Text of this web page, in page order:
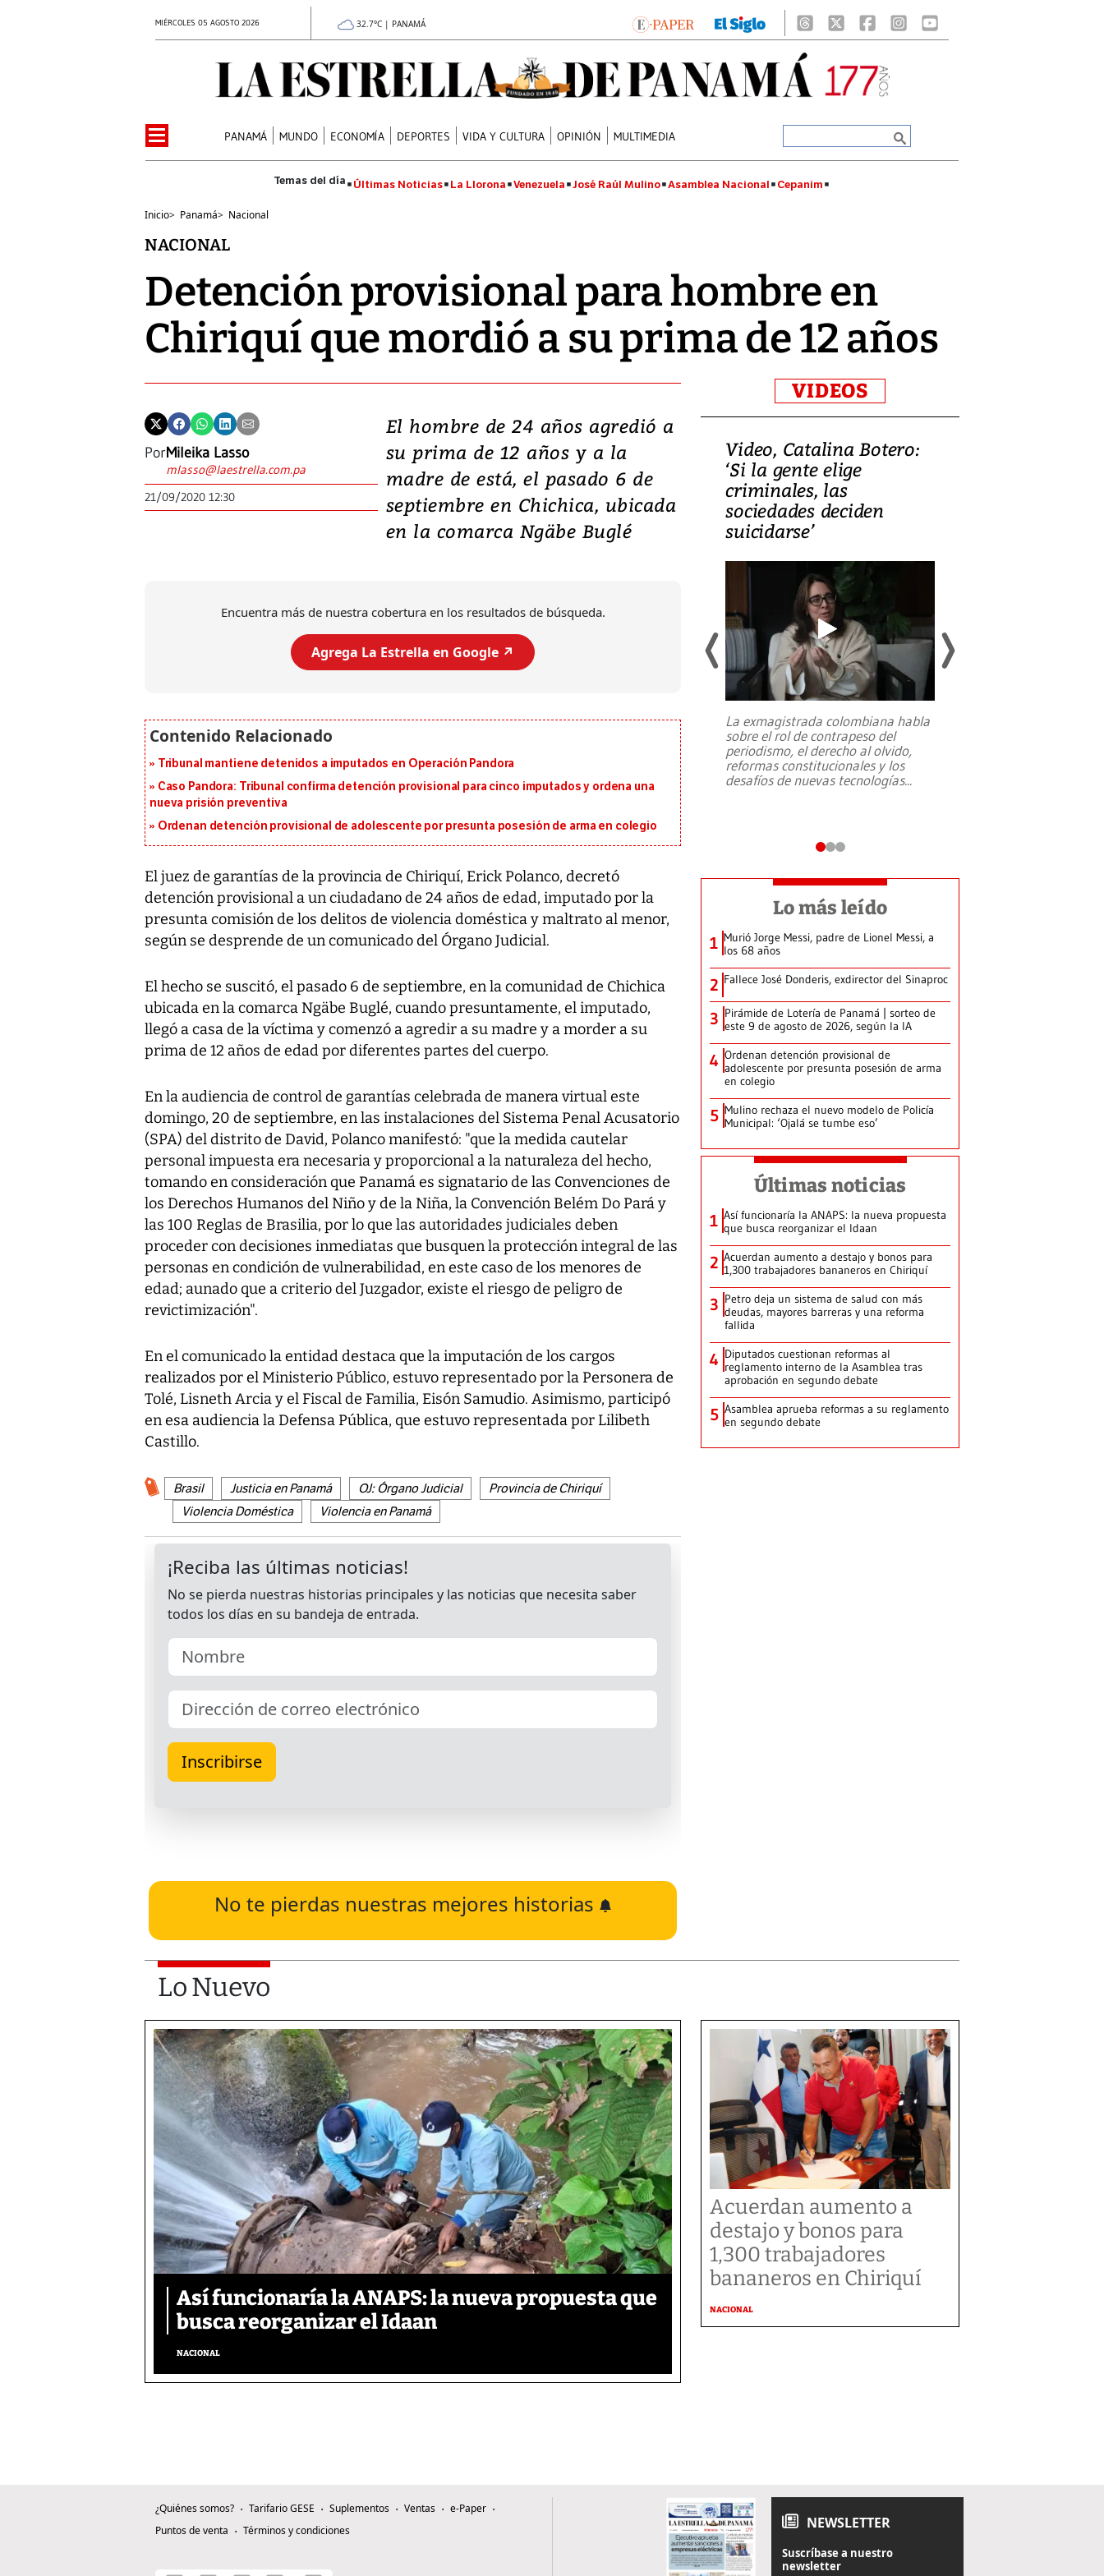
MIÉRCOLES 05 AGOSTO 2026 32.7°C | PANAMÁ
PANAMÁ MUNDO ECONOMÍA DEPORTES VIDA Y CULTURA OPINIÓN MULTIMEDIA
Últimas Noticias La Llorona Venezuela José Raúl Mulino Asamblea Nacional Cepanim
Inicio> Panamá> Nacional
NACIONAL
Detención provisional para hombre en
Chiriquí que mordió a su prima de 12 años
PorMileika Lasso
mlasso@laestrella.com.pa
21/09/2020 12:30
El hombre de 24 años agredió a
su prima de 12 años y a la
madre de está, el pasado 6 de
septiembre en Chichica, ubicada
en la comarca Ngäbe Buglé
Encuentra más de nuestra cobertura en los resultados de búsqueda.
Agrega La Estrella en Google ↗️
Tribunal mantiene detenidos a imputados en Operación Pandora
Caso Pandora: Tribunal confirma detención provisional para cinco imputados y ordena una
nueva prisión preventiva
Ordenan detención provisional de adolescente por presunta posesión de arma en colegio
El juez de garantías de la provincia de Chiriquí, Erick Polanco, decretó
detención provisional a un ciudadano de 24 años de edad, imputado por la
presunta comisión de los delitos de violencia doméstica y maltrato al menor,
según se desprende de un comunicado del Órgano Judicial.
El hecho se suscitó, el pasado 6 de septiembre, en la comunidad de Chichica
ubicada en la comarca Ngäbe Buglé, cuando presuntamente, el imputado,
llegó a casa de la víctima y comenzó a agredir a su madre y a morder a su
prima de 12 años de edad por diferentes partes del cuerpo.
En la audiencia de control de garantías celebrada de manera virtual este
domingo, 20 de septiembre, en las instalaciones del Sistema Penal Acusatorio
(SPA) del distrito de David, Polanco manifestó: "que la medida cautelar
personal impuesta era necesaria y proporcional a la naturaleza del hecho,
tomando en consideración que Panamá es signatario de las Convenciones de
los Derechos Humanos del Niño y de la Niña, la Convención Belém Do Pará y
las 100 Reglas de Brasilia, por lo que las autoridades judiciales deben
proceder con decisiones inmediatas que busquen la protección integral de las
personas en condición de vulnerabilidad, en este caso de los menores de
edad; aunado que a criterio del Juzgador, existe el riesgo de peligro de
revictimización".
En el comunicado la entidad destaca que la imputación de los cargos
realizados por el Ministerio Público, estuvo representado por la Personera de
Tolé, Lisneth Arcia y el Fiscal de Familia, Eisón Samudio. Asimismo, participó
en esa audiencia la Defensa Pública, que estuvo representada por Lilibeth
Castillo.
Brasil Justicia en Panamá OJ: Órgano Judicial
Provincia de Chiriquí
Violencia Doméstica
Violencia en Panamá
No te pierdas nuestras mejores historias
VIDEOS
Video, Japón: Terremoto
deja heridos y graves
daños en Kumamoto
al sur de Japón, provocando una
Video, Catalina Botero:
‘Si la gente elige
criminales, las
sociedades deciden
suicidarse’
La exmagistrada colombiana habla
sobre el rol de contrapeso del
periodismo, el derecho al olvido,
reformas constitucionales y los
desafíos de nuevas tecnologías...
Lo más leído
1 Murió Jorge Messi, padre de Lionel Messi, a
los 68 años
2 Fallece José Donderis, exdirector del Sinaproc
3 Pirámide de Lotería de Panamá | sorteo de
este 9 de agosto de 2026, según la IA
4 Ordenan detención provisional de
adolescente por presunta posesión de arma
en colegio
5 Mulino rechaza el nuevo modelo de Policía
Municipal: ‘Ojalá se tumbe eso’
Últimas noticias
1 Así funcionaría la ANAPS: la nueva propuesta
que busca reorganizar el Idaan
2 Acuerdan aumento a destajo y bonos para
1,300 trabajadores bananeros en Chiriquí
3 Petro deja un sistema de salud con más
deudas, mayores barreras y una reforma
fallida
4 Diputados cuestionan reformas al
reglamento interno de la Asamblea tras
aprobación en segundo debate
5 Asamblea aprueba reformas a su reglamento
en segundo debate
Lo Nuevo
Así funcionaría la ANAPS: la nueva propuesta que
busca reorganizar el Idaan
NACIONAL
Acuerdan aumento a
destajo y bonos para
1,300 trabajadores
bananeros en Chiriquí
NACIONAL
¿Quiénes somos? Tarifario GESE Suplementos Ventas
e-Paper
Puntos de venta
Términos y condiciones NEWSLETTER
Suscríbase a nuestro
newsletter